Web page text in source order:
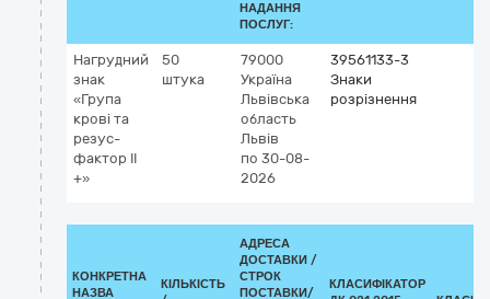
НАДАННЯ
ПОСЛУГ:
Нагрудний
знак
«Група
крові та
резус-
фактор ІІ
+»
50
штука
79000
Україна
Львівська
область
Львів
по 30-08-
2026
39561133-3
Знаки
розрізнення
КОНКРЕТНА
НАЗВА
КІЛЬКІСТЬ
АДРЕСА
ДОСТАВКИ /
СТРОК
ПОСТАВКИ/
КЛАСИФІКАТОР